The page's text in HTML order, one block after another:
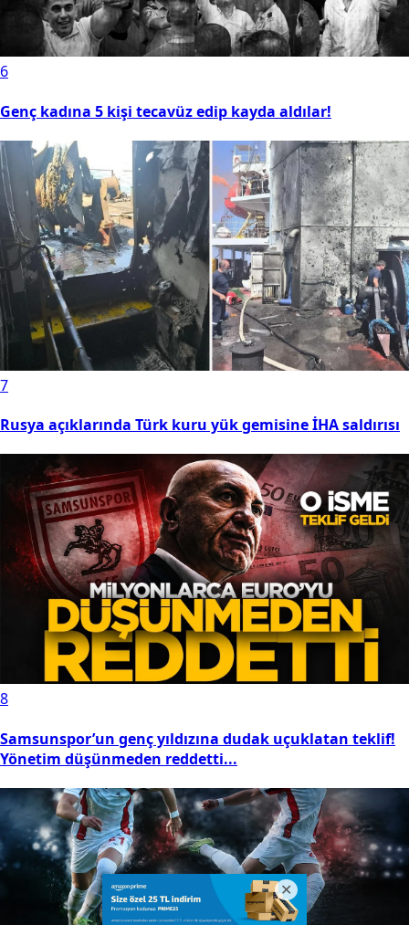
6
Genç kadına 5 kişi tecavüz edip kayda aldılar!
7
Rusya açıklarında Türk kuru yük gemisine İHA saldırısı
8
Samsunspor’un genç yıldızına dudak uçuklatan teklif!
Yönetim düşünmeden reddetti...